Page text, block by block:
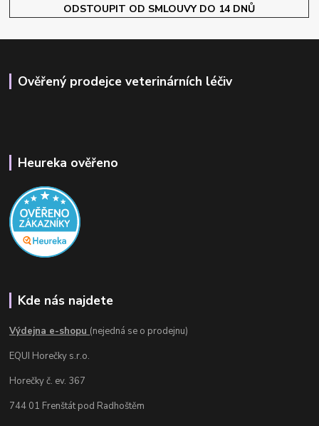
ODSTOUPIT OD SMLOUVY DO 14 DNŮ
Ověřený prodejce veterinárních léčiv
Heureka ověřeno
Kde nás najdete
Výdejna e-shopu (nejedná se o prodejnu)
EQUI Horečky s.r.o.
Horečky č. ev. 367
744 01 Frenštát pod Radhoštěm